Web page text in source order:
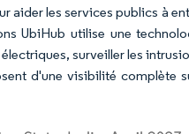
aider les services publics à
UbiHub utilise une
surveiller les
d'une visibilité complète